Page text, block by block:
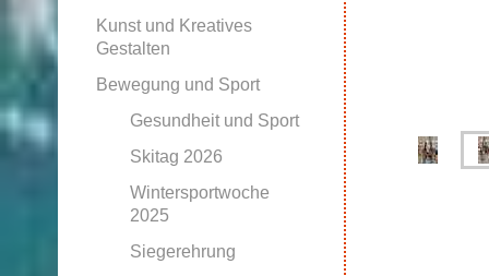
Kunst und Kreatives
Gestalten
Bewegung und Sport
Gesundheit und Sport
Skitag 2026
Wintersportwoche
2025
Siegerehrung